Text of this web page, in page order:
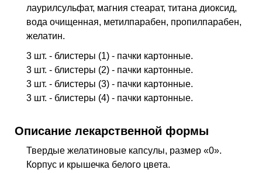
J15Бактериальная пневмония, не
классифицированная в других рубриках
J15.9Бактериальная пневмония неуточненная
J18Пневмония без уточнения возбудителя
J20Острый бронхит
J22 Острая респираторная инфекция нижних
дыхательных путей неуточненная
J32Хронический синусит
J35.0Хронический тонзиллит
лаурилсульфат, магния стеарат, титана диоксид,
вода очищенная, метилпарабен, пропилпарабен,
желатин.
3 шт. - блистеры (1) - пачки картонные.
3 шт. - блистеры (2) - пачки картонные.
3 шт. - блистеры (3) - пачки картонные.
3 шт. - блистеры (4) - пачки картонные.
Описание лекарственной формы
Твердые желатиновые капсулы, размер «0».
Корпус и крышечка белого цвета.